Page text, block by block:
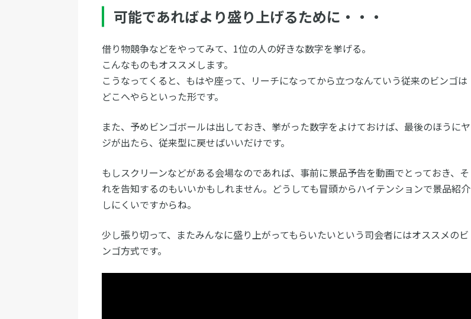
可能であればより盛り上げるために・・・
借り物競争などをやってみて、1位の人の好きな数字を挙げる。
こんなものもオススメします。
こうなってくると、もはや座って、リーチになってから立つなんていう従来のビンゴは
どこへやらといった形です。
また、予めビンゴボールは出しておき、挙がった数字をよけておけば、最後のほうにヤ
ジが出たら、従来型に戻せばいいだけです。
もしスクリーンなどがある会場なのであれば、事前に景品予告を動画でとっておき、そ
れを告知するのもいいかもしれません。どうしても冒頭からハイテンションで景品紹介
しにくいですからね。
少し張り切って、またみんなに盛り上がってもらいたいという司会者にはオススメのビ
ンゴ方式です。